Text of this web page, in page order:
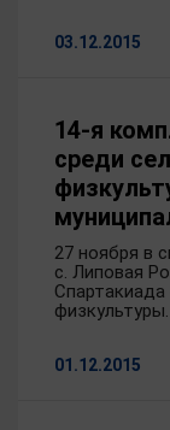
03.12.2015
14-я
среди
27 ноября в
с. Липовая
Спартакиада
физкультуры.
01.12.2015